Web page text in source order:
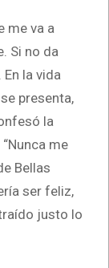
me va a
Si no da
la vida
presenta,
la
“Nunca me
Bellas
ser feliz,
justo lo